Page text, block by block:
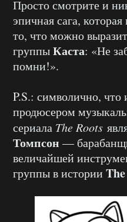
Просто смотрите и
эпичная сага,
то, что можно
группыКаста: «Не
помни!».
P.S.: символично,
продюсером
сериала The Roots
Томпсон —
величайшей
группы в истории